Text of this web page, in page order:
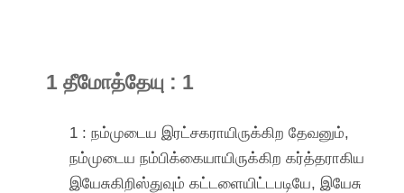
1 தீமோத்தேயு : 1
1 : நம்முடைய இரட்சகராயிருக்கிற தேவனும்,
நம்முடைய நம்பிக்கையாயிருக்கிற கர்த்தராகிய
இயேசுகிறிஸ்துவும் கட்டளையிட்டபடியே, இயேசு